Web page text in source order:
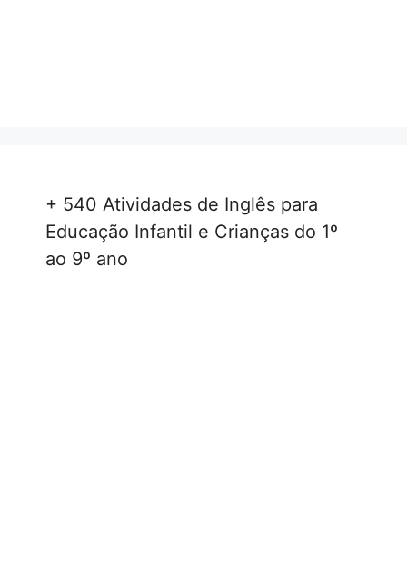
+ 540 Atividades de Inglês para
Educação Infantil e Crianças do 1º
ao 9º ano